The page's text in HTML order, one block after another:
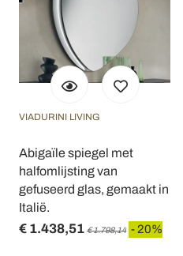
VIADURINI LIVING
Abigaïle spiegel met
halfomlijsting van
gefuseerd glas, gemaakt in
Italië.
€ 1.438,51 € 1.798,14 - 20%